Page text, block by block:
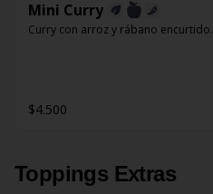
Mini Curry
Curry con arroz y rábano encurtido.
$4.500
Toppings Extras